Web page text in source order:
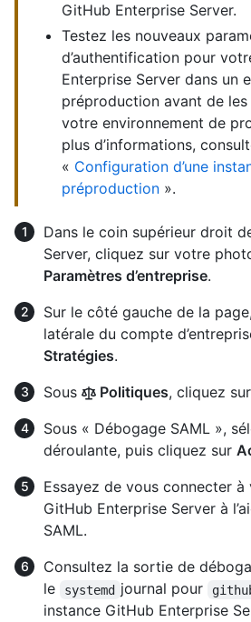
GitHub Enterprise Server.
Testez les nouveaux
d’authentification pour
Enterprise Server dans un
préproduction avant de
votre environnement de
plus d’informations,
« Configuration d’une
préproduction ».
Dans le coin supérieur droit
Server, cliquez sur votre
Paramètres d’entreprise.
Sur le côté gauche de la
latérale du compte
Stratégies.
Sous
Politiques, cliquez sur
Sous « Débogage SAML »,
déroulante, puis cliquez sur
Essayez de vous connecter
GitHub Enterprise Server à
SAML.
Consultez la sortie de
le
systemd journal pour
instance GitHub Enterprise